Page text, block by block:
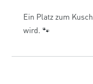
Ein Platz zum
wird. 🐾